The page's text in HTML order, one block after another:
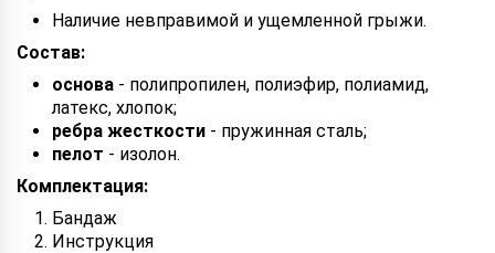
Наличие невправимой и ущемленной грыжи.
Состав:
основа - полипропилен, полиэфир, полиамид,
латекс, хлопок;
ребра жесткости - пружинная сталь;
пелот - изолон.
Комплектация:
Бандаж
Инструкция